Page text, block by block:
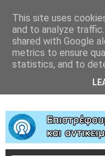
This site uses
and to analyze
shared with Google
metrics to ensure
statistics, and to